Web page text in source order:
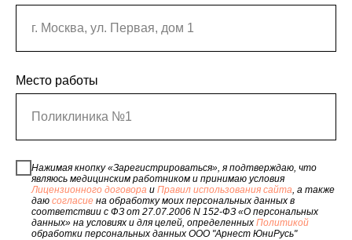
г. Москва, ул. Первая, дом 1
Место работы
Поликлиника №1
Нажимая кнопку «Зарегистрироваться», я подтверждаю, что
являюсь медицинским работником и принимаю условия
Лицензионного договора и Правил использования сайта , а также
даю согласие на обработку моих персональных данных в
соответствии с ФЗ от 27.07.2006 N 152-ФЗ «О персональных
данных» на условиях и для целей, определенных Политикой
обработки персональных данных ООО "Арнест ЮниРусь"